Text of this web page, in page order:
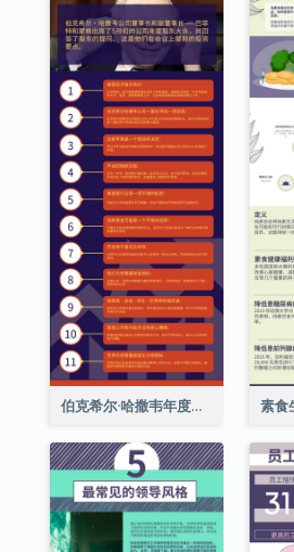
伯克希尔·哈撒韦年度股东大会的11个要点